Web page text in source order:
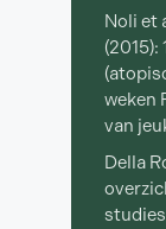
Noli et
weken
van
Della